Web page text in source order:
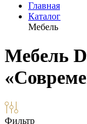
Главная
Каталог
Мебель
Мебель
Фильтр